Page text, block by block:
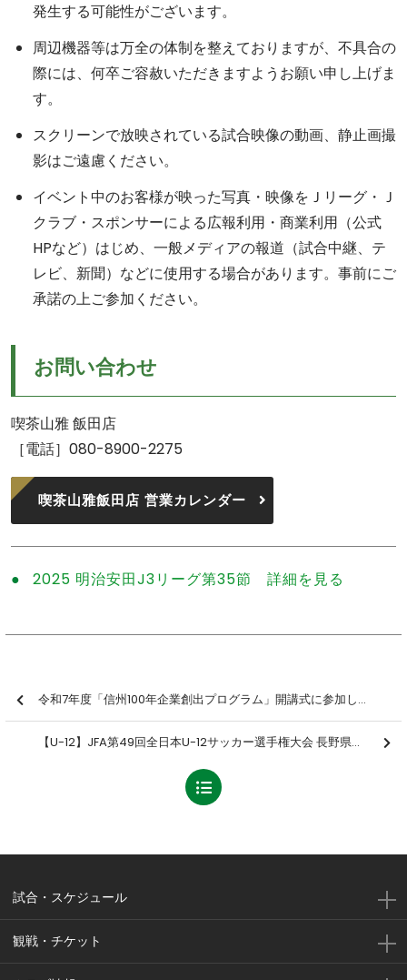
発生する可能性がございます。
周辺機器等は万全の体制を整えておりますが、不具合の
際には、何卒ご容赦いただきますようお願い申し上げま
す。
スクリーンで放映されている試合映像の動画、静止画撮
影はご遠慮ください。
イベント中のお客様が映った写真・映像をＪリーグ・Ｊ
クラブ・スポンサーによる広報利用・商業利用（公式
HPなど）はじめ、一般メディアの報道（試合中継、テ
レビ、新聞）などに使用する場合があります。事前にご
承諾の上ご参加ください。
お問い合わせ
喫茶山雅 飯田店
［電話］080-8900-2275
喫茶山雅飯田店 営業カレンダー
2025 明治安田J3リーグ第35節 詳細を見る
令和7年度「信州100年企業創出プログラム」開講式に参加しました【報告】
【U-12】JFA第49回全日本U-12サッカー選手権大会 長野県大会 決勝 結果のお知らせ
試合・スケジュール
観戦・チケット